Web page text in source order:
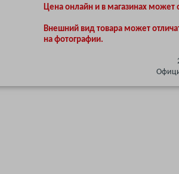
Цена онлайн и в магазинах может
Внешний вид товара может
на фотографии.